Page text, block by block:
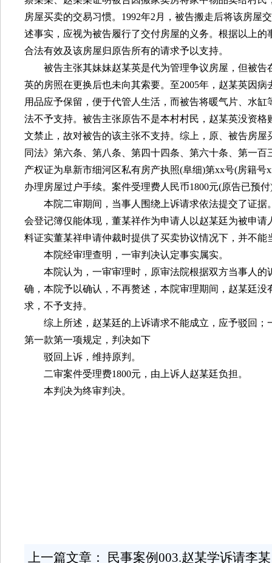
房屋买卖的交易习惯。 1992年2 月，被告搬走后将该房屋
述事实，应视为被告履行了交付房屋的义务。根据以上
合法有效及该房屋归原告所有的请求予以支持。
被告主张其妹妹赵某英是代为管理争议房屋，但被告
英的房照在更换后也未向其索要。至2005年，赵某英因病
用品应予保留，便于代管人生活，而被告将暖气片、水
法不予支持。被告主张原告不是本村村民，赵某英没资
文禁止，故对被告的该主张不支持。综上，原、被告房
同法》第六条、第八条、第四十四条、第六十条、第一
产权证为阜新市细河区私有房产执照(阜细)第xx号(房籍号
办理房屋过户手续。案件受理费人民币1800元(原告已预付
本院二审期间，当事人围绕上诉请求依法提交了证
会登记簿仅能体现，董某祥作为申请人以赵某廷为被申
料证实董某祥申请仲裁时提供了买卖协议情况下，并不
本院经审理查明，一审判决认定事实属实。
本院认为，一审审理时，原审法院根据双方当事人
确，本院予以确认，不再赘述，本院审理期间，赵某廷
求，不予支持。
综上所述，赵某廷的上诉请求不能成立，应予驳回
第一款第一项规定，判决如下
驳回上诉，维持原判。
二审案件受理费1800元，由上诉人赵某廷负担。
本判决为终审判决。
上一篇文章： 民事案例003.赵某学诉请李